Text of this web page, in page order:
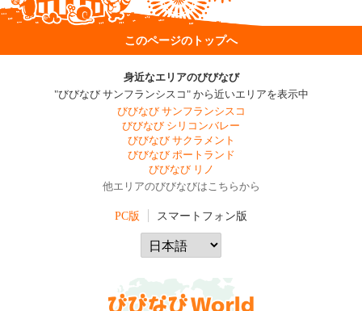
このページのトップへ
身近なエリアのびびなび
"びびなび サンフランシスコ" から近いエリアを表示中
びびなび サンフランシスコ
びびなび シリコンバレー
びびなび サクラメント
びびなび ポートランド
びびなび リノ
他エリアのびびなびはこちらから
PC版 スマートフォン版